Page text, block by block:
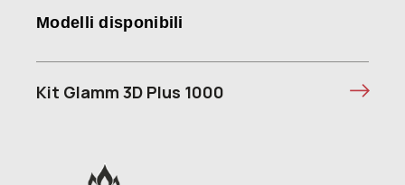
Modelli disponibili
Kit Glamm 3D Plus 1000